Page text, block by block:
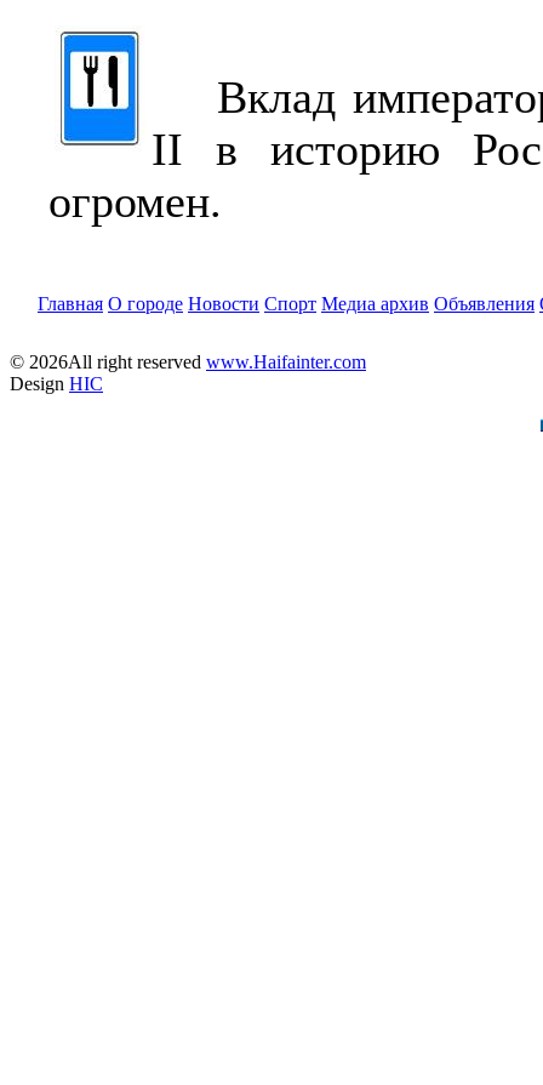
Вклад
II в историю
огромен.
Главная О городе Новости Спорт Медиа архив Объявления
© 2026All right reserved www.Haifainter.com
Design HIC